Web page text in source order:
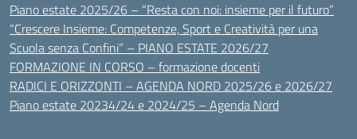
Piano estate 2025/26 – “Resta con noi: insieme per il futuro”
“Crescere Insieme: Competenze, Sport e Creatività per una
Scuola senza Confini” – PIANO ESTATE 2026/27
FORMAZIONE IN CORSO – formazione docenti
RADICI E ORIZZONTI – AGENDA NORD 2025/26 e 2026/27
Piano estate 20234/24 e 2024/25 – Agenda Nord